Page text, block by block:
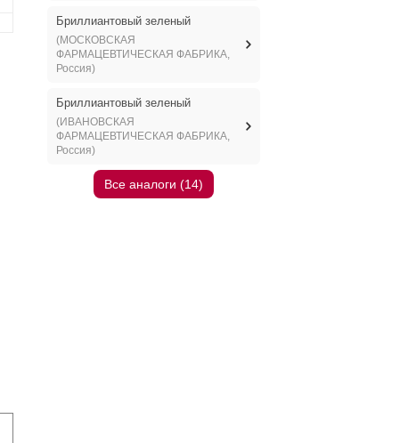
Бриллиантовый зеленый
(МОСКОВСКАЯ
ФАРМАЦЕВТИЧЕСКАЯ ФАБРИКА,
Россия)
Бриллиантовый зеленый
(ИВАНОВСКАЯ
ФАРМАЦЕВТИЧЕСКАЯ ФАБРИКА,
Россия)
Все аналоги (14)